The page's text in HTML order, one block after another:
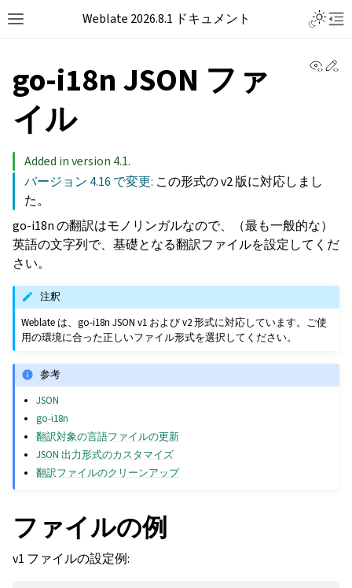
Weblate 2026.8.1 ドキュメント
go-i18n JSON ファ
イル
Added in version 4.1.
バージョン 4.16 で変更: この形式の v2 版に対応しまし
た。
go-i18n の翻訳はモノリンガルなので、（最も一般的な）
英語の文字列で、基礎となる翻訳ファイルを設定してくだ
さい。
注釈
Weblate は、go-i18n JSON v1 および v2 形式に対応しています。ご使
用の環境に合った正しいファイル形式を選択してください。
参考
JSON
go-i18n
翻訳対象の言語ファイルの更新
JSON 出力形式のカスタマイズ
翻訳ファイルのクリーンアップ
ファイルの例
v1 ファイルの設定例: